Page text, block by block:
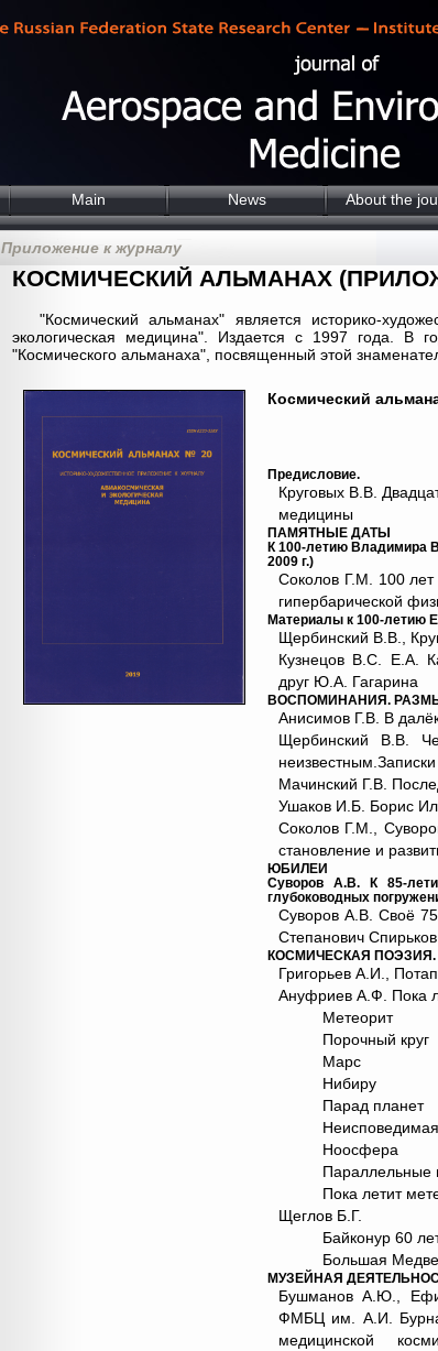
Main News About the
Приложение к журналу
КОСМИЧЕСКИЙ АЛЬМАНАХ
"Космический альманах" является историко-
экологическая медицина". Издается с 1997 года.
"Космического альманаха", посвященный этой
Космический
Предисловие.
Круговых В.В.
медицины
ПАМЯТНЫЕ ДАТЫ
К 100-летию Владимира
2009 г.)
Соколов Г.М. 100
гипербарической
Материалы к 100-летию
Щербинский В.В.,
Кузнецов В.С. Е.А.
друг Ю.А. Гагарина
ВОСПОМИНАНИЯ.
Анисимов Г.В. В
Щербинский В.В.
Мачинский Г.В.
Ушаков И.Б. Борис
Соколов Г.М.,
становление и
ЮБИЛЕИ
Суворов А.В. К 85-
глубоководных
Суворов А.В. Своё
Степанович
КОСМИЧЕСКАЯ
Григорьев А.И.,
Ануфриев А.Ф. Пока
Метеорит
Порочный круг
Марс
Нибиру
Парад планет
Ноосфера
Параллельные
Пока летит
Щеглов Б.Г.
Байконур 60
Большая
МУЗЕЙНАЯ
Бушманов А.Ю.,
ФМБЦ им. А.И.
медицинской